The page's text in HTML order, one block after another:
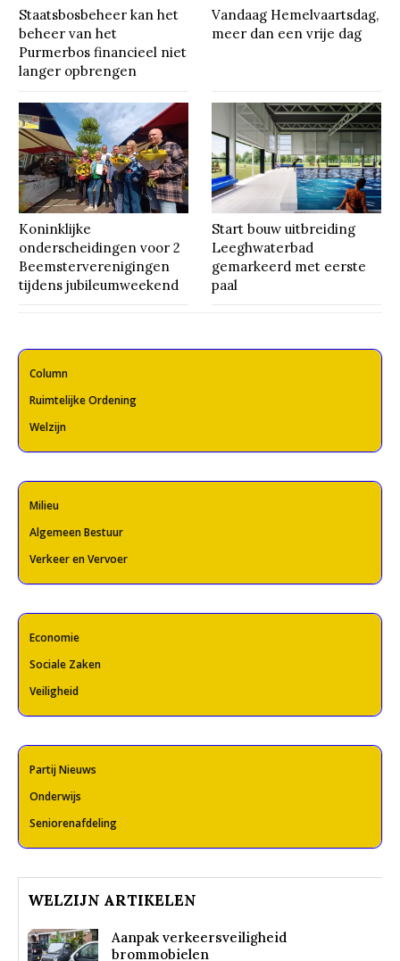
Staatsbosbeheer kan het
beheer van het
Purmerbos financieel niet
langer opbrengen
Vandaag Hemelvaartsdag,
meer dan een vrije dag
Koninklijke
onderscheidingen voor 2
Beemsterverenigingen
tijdens jubileumweekend
Start bouw uitbreiding
Leeghwaterbad
gemarkeerd met eerste
paal
Column
Ruimtelijke Ordening
Welzijn
Milieu
Algemeen Bestuur
Verkeer en Vervoer
Economie
Sociale Zaken
Veiligheid
Partij Nieuws
Onderwijs
Seniorenafdeling
WELZIJN ARTIKELEN
Aanpak verkeersveiligheid
brommobielen